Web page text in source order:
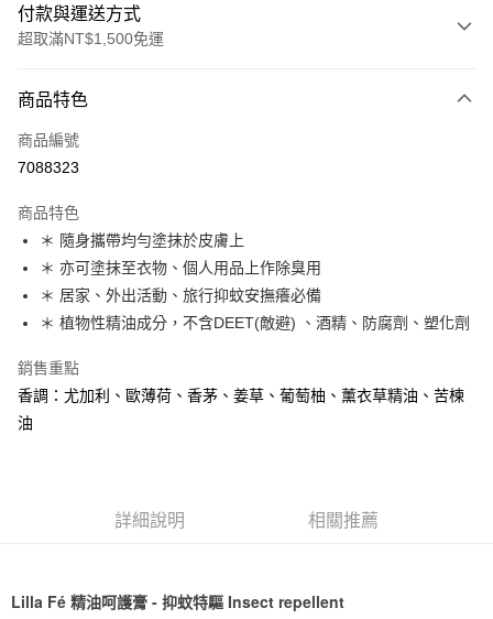
付款與運送方式
超取滿NT$1,500免運
信用卡一次付款
超商取貨付款
Apple Pay
街口支付
悠遊付
Google Pay
全盈+PAY
7-11取貨付款
商品特色
商品編號
7088323
商品特色
＊ 隨身攜帶均勻塗抹於皮膚上
＊ 亦可塗抹至衣物、個人用品上作除臭用
＊ 居家、外出活動、旅行抑蚊安撫癢必備
＊ 植物性精油成分，不含DEET(敵避) 、酒精、防腐劑、塑化劑
銷售重點
香調：尤加利、歐薄荷、香茅、姜草、葡萄柚、薰衣草精油、苦楝
油
詳細說明 相關推薦
Lilla Fé 精油呵護膏 - 抑蚊特驅 Insect repellent